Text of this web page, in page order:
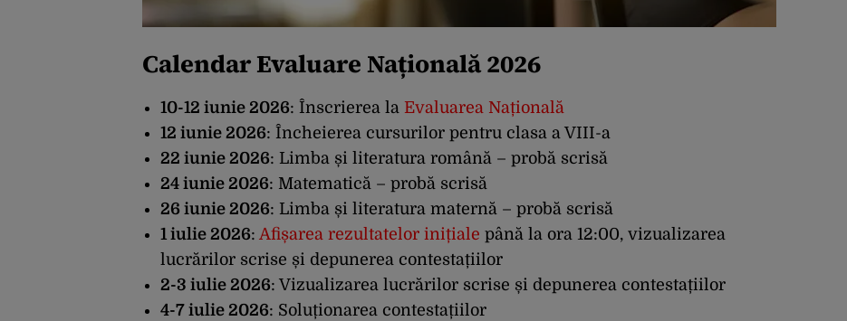
Calendar Evaluare Națională 2026
10-12 iunie 2026: Înscrierea la Evaluarea Națională
12 iunie 2026: Încheierea cursurilor pentru clasa a VIII-a
22 iunie 2026: Limba și literatura română – probă scrisă
24 iunie 2026: Matematică – probă scrisă
26 iunie 2026: Limba și literatura maternă – probă scrisă
1 iulie 2026: Afișarea rezultatelor inițiale până la ora 12:00, vizualizarea
lucrărilor scrise și depunerea contestațiilor
2-3 iulie 2026: Vizualizarea lucrărilor scrise și depunerea contestațiilor
4-7 iulie 2026: Soluționarea contestațiilor